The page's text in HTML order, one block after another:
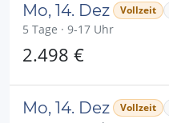
Mo, 14. Dez Vollzeit
5 Tage · 9-17 Uhr
2.498 €
Mo, 14. Dez Vollzeit